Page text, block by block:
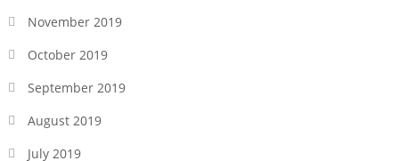
November 2019
October 2019
September 2019
August 2019
July 2019